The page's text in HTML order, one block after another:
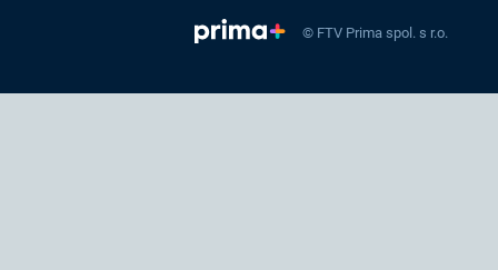
© FTV Prima spol. s r.o.